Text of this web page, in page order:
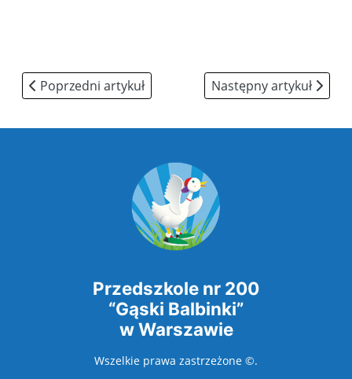
Poprzedni artykuł: Praca
Poprzedni artykuł Następny artykuł:
Następny artykuł
Przedszkole nr 200
“Gąski Balbinki”
w Warszawie
Wszelkie prawa zastrzeżone ©.